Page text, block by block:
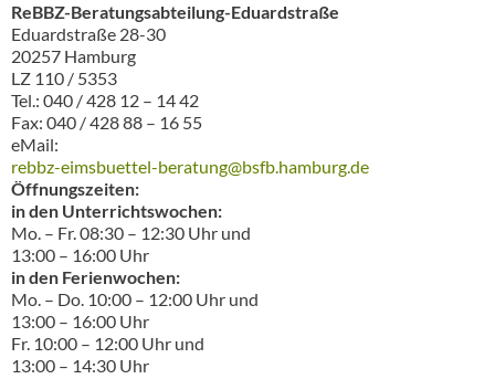
ReBBZ-Beratungsabteilung-Eduardstraße
Eduardstraße 28-30
20257 Hamburg
LZ 110 / 5353
Tel.: 040 / 428 12 – 14 42
Fax: 040 / 428 88 – 16 55
eMail:
rebbz-eimsbuettel-beratung@bsfb.hamburg.de
Öffnungszeiten:
in den Unterrichtswochen:
Mo. – Fr. 08:30 – 12:30 Uhr und
13:00 – 16:00 Uhr
in den Ferienwochen:
Mo. – Do. 10:00 – 12:00 Uhr und
13:00 – 16:00 Uhr
Fr. 10:00 – 12:00 Uhr und
13:00 – 14:30 Uhr